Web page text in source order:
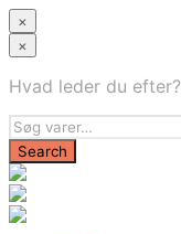
×
×
Hvad leder du efter?